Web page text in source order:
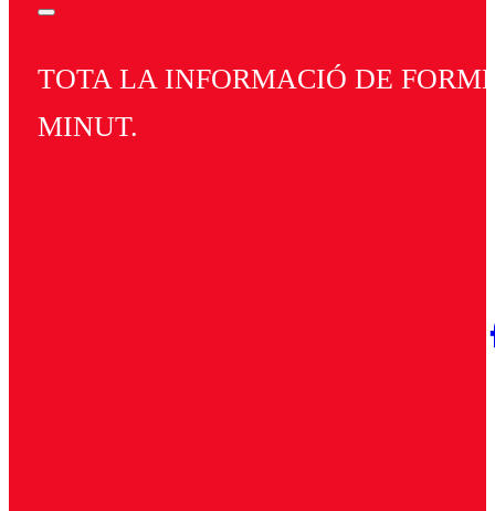
TOTA LA INFORMACIÓ DE
MINUT.